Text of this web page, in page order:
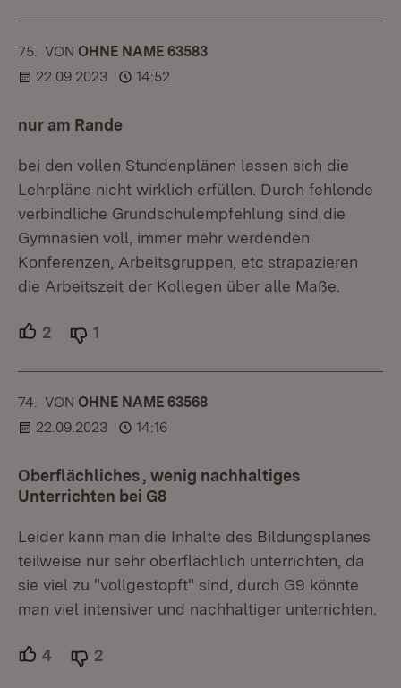
75. KOMMENTAR
VON :OHNE NAME 63583
22.09.2023
14:52
nur am Rande
bei den vollen Stundenplänen lassen sich die
Lehrpläne nicht wirklich erfüllen. Durch fehlende
verbindliche Grundschulempfehlung sind die
Gymnasien voll, immer mehr werdenden
Konferenzen, Arbeitsgruppen, etc strapazieren
die Arbeitszeit der Kollegen über alle Maße.
2 Unterstützer.
1
74. KOMMENTAR
VON :OHNE NAME 63568
22.09.2023
14:16
Oberflächliches , wenig nachhaltiges
Unterrichten bei G8
Leider kann man die Inhalte des Bildungsplanes
teilweise nur sehr oberflächlich unterrichten, da
sie viel zu "vollgestopft" sind, durch G9 könnte
man viel intensiver und nachhaltiger unterrichten.
4 Unterstützer.
2